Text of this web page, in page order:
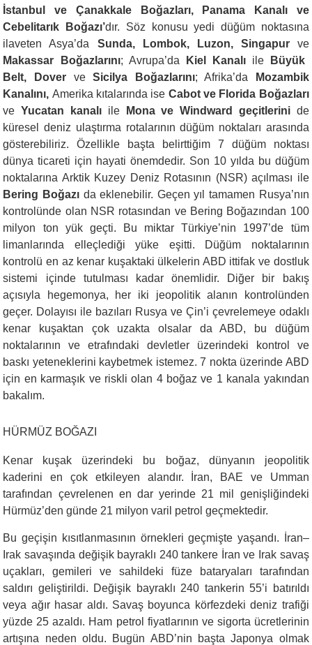
İstanbul ve Çanakkale Boğazları, Panama Kanalı ve
Cebelitarık Boğazı’dır. Söz konusu yedi düğüm noktasına
ilaveten Asya’da Sunda, Lombok, Luzon, Singapur ve
Makassar
Boğazlarını; Avrupa’da Kiel Kanalı ile
Büyük
Belt, Dover veSicilya Boğazlarını; Afrika’da Mozambik
Kanalını, Amerika kıtalarında ise Cabot ve Florida Boğazları
ve Yucatan kanalı ile Mona ve Windward geçitlerinide
küresel deniz ulaştırma rotalarının düğüm noktaları arasında
gösterebiliriz. Özellikle başta belirttiğim 7 düğüm noktası
dünya ticareti için hayati önemdedir. Son 10 yılda bu düğüm
noktalarına Arktik Kuzey Deniz Rotasının (NSR) açılması ile
Bering Boğazı da eklenebilir. Geçen yıl tamamen Rusya’nın
kontrolünde olan NSR rotasından ve Bering Boğazından 100
milyon ton yük geçti. Bu miktar Türkiye’nin 1997’de tüm
limanlarında elleçlediği yüke eşitti. Düğüm noktalarının
kontrolü en az kenar kuşaktaki ülkelerin ABD ittifak ve dostluk
sistemi içinde tutulması kadar önemlidir. Diğer bir bakış
açısıyla hegemonya, her iki jeopolitik alanın kontrolünden
geçer. Dolayısı ile bazıları Rusya ve Çin’i çevrelemeye odaklı
kenar kuşaktan çok uzakta olsalar da ABD, bu düğüm
noktalarının ve etrafındaki devletler üzerindeki kontrol ve
baskı yeteneklerini kaybetmek istemez. 7 nokta üzerinde ABD
için en karmaşık ve riskli olan 4 boğaz ve 1 kanala yakından
bakalım.
HÜRMÜZ BOĞAZI
Kenar kuşak üzerindeki bu boğaz, dünyanın jeopolitik
kaderini en çok etkileyen alandır. İran, BAE ve Umman
tarafından çevrelenen en dar yerinde 21 mil genişliğindeki
Hürmüz’den günde 21 milyon varil petrol geçmektedir.
Bu geçişin kısıtlanmasının örnekleri geçmişte yaşandı. İran–
Irak savaşında değişik bayraklı 240 tankere İran ve Irak savaş
uçakları, gemileri ve sahildeki füze bataryaları tarafından
saldırı geliştirildi. Değişik bayraklı 240 tankerin 55’i batırıldı
veya ağır hasar aldı. Savaş boyunca körfezdeki deniz trafiği
yüzde 25 azaldı. Ham petrol fiyatlarının ve sigorta ücretlerinin
artışına neden oldu. Bugün ABD’nin başta Japonya olmak